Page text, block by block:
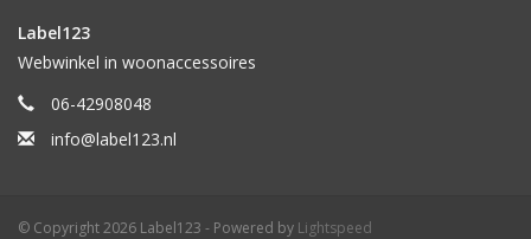
Label123
Webwinkel in woonaccessoires
06-42908048
info@label123.nl
© Copyright 2026 Label123 - Powered by Lightspeed